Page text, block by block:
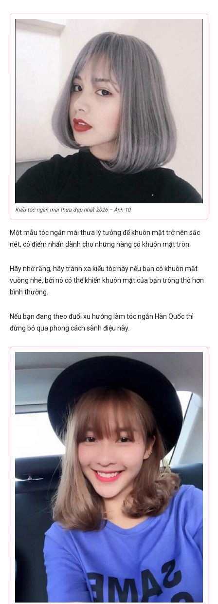
Kiểu tóc ngắn mái thưa đẹp nhất 2026 – Ảnh 10
Một mẫu tóc ngắn mái thưa lý tưởng để khuôn mặt trở nên sắc
nét, có điểm nhấn dành cho những nàng có khuôn mặt tròn.
Hãy nhớ rằng, hãy tránh xa kiểu tóc này nếu bạn có khuôn mặt
vuông nhé, bởi nó có thể khiến khuôn mặt của bạn trông thô hơn
bình thường.
Nếu bạn đang theo đuổi xu hướng làm tóc ngắn Hàn Quốc thì
đừng bỏ qua phong cách sành điệu này.